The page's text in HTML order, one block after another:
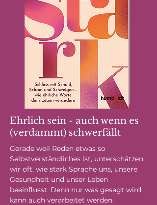
Ehrlich sein - auch wenn es
(verdammt) schwerfällt
Gerade weil Reden etwas so
Selbstverständliches ist, unterschätzen
wir oft, wie stark Sprache uns, unsere
Gesundheit und unser Leben
beeinflusst. Denn nur was gesagt wird,
kann auch verarbeitet werden.